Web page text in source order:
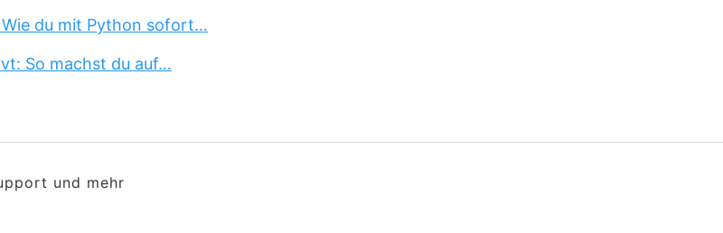
Wie du mit Python sofort…
So machst du auf…
und mehr